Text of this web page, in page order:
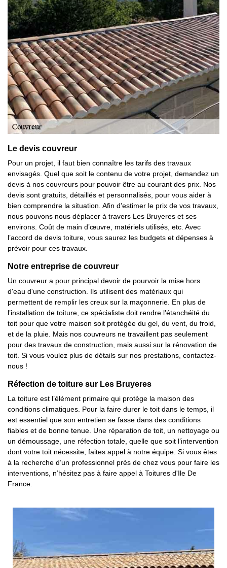
Le devis couvreur
Pour un projet, il faut bien connaître les tarifs des travaux
envisagés. Quel que soit le contenu de votre projet, demandez un
devis à nos couvreurs pour pouvoir être au courant des prix. Nos
devis sont gratuits, détaillés et personnalisés, pour vous aider à
bien comprendre la situation. Afin d’estimer le prix de vos travaux,
nous pouvons nous déplacer à travers Les Bruyeres et ses
environs. Coût de main d’œuvre, matériels utilisés, etc. Avec
l’accord de devis toiture, vous saurez les budgets et dépenses à
prévoir pour ces travaux.
Notre entreprise de couvreur
Un couvreur a pour principal devoir de pourvoir la mise hors
d'eau d'une construction. Ils utilisent des matériaux qui
permettent de remplir les creux sur la maçonnerie. En plus de
l’installation de toiture, ce spécialiste doit rendre l'étanchéité du
toit pour que votre maison soit protégée du gel, du vent, du froid,
et de la pluie. Mais nos couvreurs ne travaillent pas seulement
pour des travaux de construction, mais aussi sur la rénovation de
toit. Si vous voulez plus de détails sur nos prestations, contactez-
nous !
Réfection de toiture sur Les Bruyeres
La toiture est l’élément primaire qui protège la maison des
conditions climatiques. Pour la faire durer le toit dans le temps, il
est essentiel que son entretien se fasse dans des conditions
fiables et de bonne tenue. Une réparation de toit, un nettoyage ou
un démoussage, une réfection totale, quelle que soit l’intervention
dont votre toit nécessite, faites appel à notre équipe. Si vous êtes
à la recherche d’un professionnel près de chez vous pour faire les
interventions, n’hésitez pas à faire appel à Toitures d'Ile De
France.